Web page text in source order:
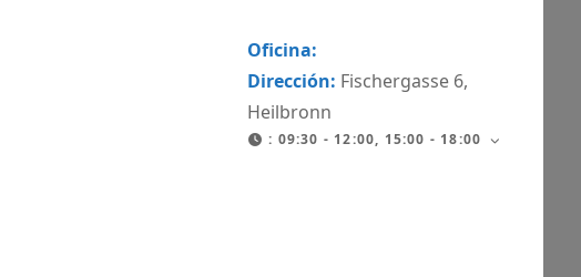
Oficina:
Dirección: Fischergasse 6,
Heilbronn
: 09:30 - 12:00, 15:00 - 18:00